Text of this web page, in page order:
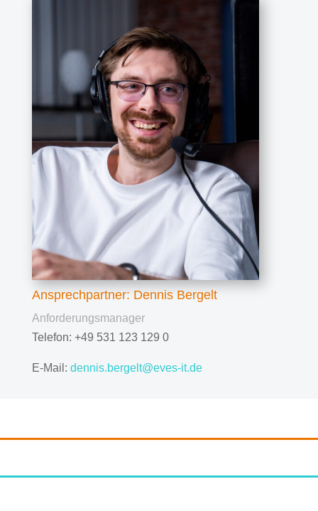
Ansprechpartner: Dennis Bergelt
Anforderungsmanager
Telefon: +49 531 123 129 0
E-Mail: dennis.bergelt@eves-it.de